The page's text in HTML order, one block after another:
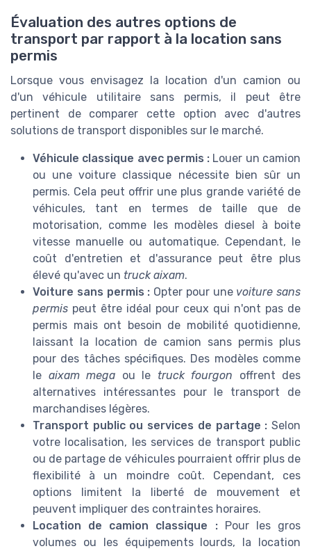
Évaluation des autres options de
transport par rapport à la location sans
permis
Lorsque vous envisagez la location d'un camion ou
d'un véhicule utilitaire sans permis, il peut être
pertinent de comparer cette option avec d'autres
solutions de transport disponibles sur le marché.
Véhicule classique avec permis : Louer un camion
ou une voiture classique nécessite bien sûr un
permis. Cela peut offrir une plus grande variété de
véhicules, tant en termes de taille que de
motorisation, comme les modèles diesel à boite
vitesse manuelle ou automatique. Cependant, le
coût d'entretien et d'assurance peut être plus
élevé qu'avec un truck aixam.
Voiture sans permis : Opter pour une voiture sans
permis peut être idéal pour ceux qui n'ont pas de
permis mais ont besoin de mobilité quotidienne,
laissant la location de camion sans permis plus
pour des tâches spécifiques. Des modèles comme
le aixam mega ou le truck fourgon offrent des
alternatives intéressantes pour le transport de
marchandises légères.
Transport public ou services de partage : Selon
votre localisation, les services de transport public
ou de partage de véhicules pourraient offrir plus de
flexibilité à un moindre coût. Cependant, ces
options limitent la liberté de mouvement et
peuvent impliquer des contraintes horaires.
Location de camion classique :Pour les gros
volumes ou les équipements lourds, la location